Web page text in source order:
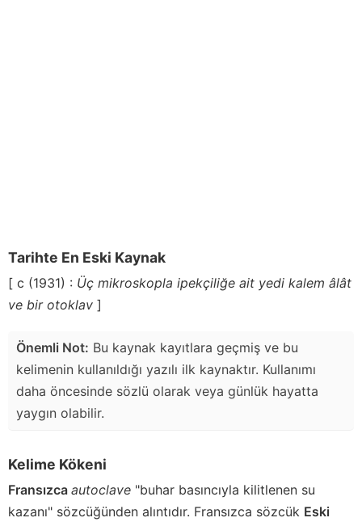
Tarihte En Eski Kaynak
[ c (1931) : Üç mikroskopla ipekçiliğe ait yedi kalem âlât
ve bir otoklav ]
Önemli Not: Bu kaynak kayıtlara geçmiş ve bu
kelimenin kullanıldığı yazılı ilk kaynaktır. Kullanımı
daha öncesinde sözlü olarak veya günlük hayatta
yaygın olabilir.
Kelime Kökeni
Fransızca autoclave "buhar basıncıyla kilitlenen su
kazanı" sözcüğünden alıntıdır. Fransızca sözcük Eski